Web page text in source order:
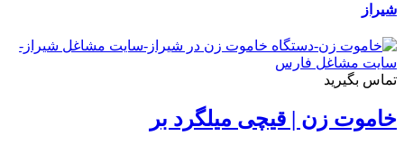
شیراز
تماس بگیرید
خاموت زن | قيچی میلگرد بر